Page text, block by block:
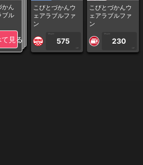
かん
ブル
見る
こびとづかんウ
ェアラブルファ
ン
1PLAY
575
CP
こびとづかんウ
ェアラブルファ
ン
1PLAY
230
CP